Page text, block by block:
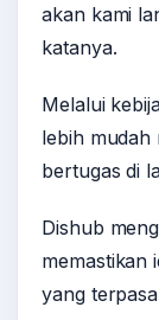
akan kami
katanya.
Melalui
lebih mudah
bertugas di
Dishub
memastikan
yang